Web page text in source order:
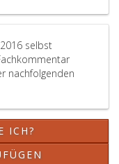
selbst
nachfolgenden
ICH?